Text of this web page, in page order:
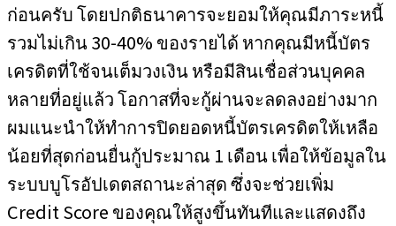
ก่อนครับ โดยปกติธนาคารจะยอมให้คุณมีภาระหนี้
รวมไม่เกิน 30-40% ของรายได้ หากคุณมีหนี้บัตร
เครดิตที่ใช้จนเต็มวงเงิน หรือมีสินเชื่อส่วนบุคคล
หลายที่อยู่แล้ว โอกาสที่จะกู้ผ่านจะลดลงอย่างมาก
ผมแนะนำให้ทำการปิดยอดหนี้บัตรเครดิตให้เหลือ
น้อยที่สุดก่อนยื่นกู้ประมาณ 1 เดือน เพื่อให้ข้อมูลใน
ระบบบูโรอัปเดตสถานะล่าสุด ซึ่งจะช่วยเพิ่ม
Credit Score ของคุณให้สูงขึ้นทันทีและแสดงถึง